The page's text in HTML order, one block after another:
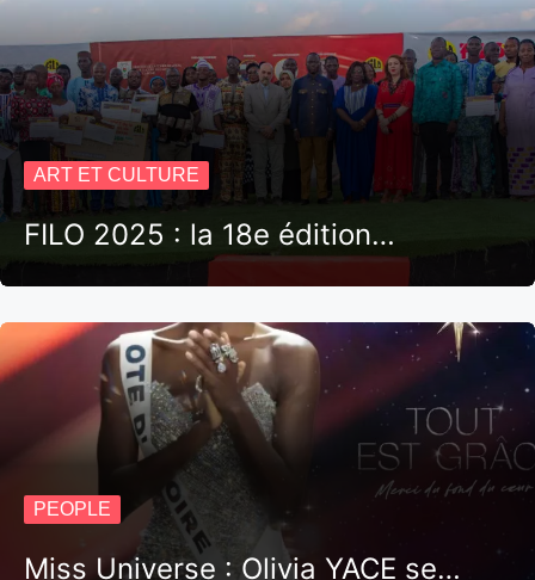
ART ET CULTURE
FILO 2025 : la 18e édition…
PEOPLE
Miss Universe : Olivia YACE se…